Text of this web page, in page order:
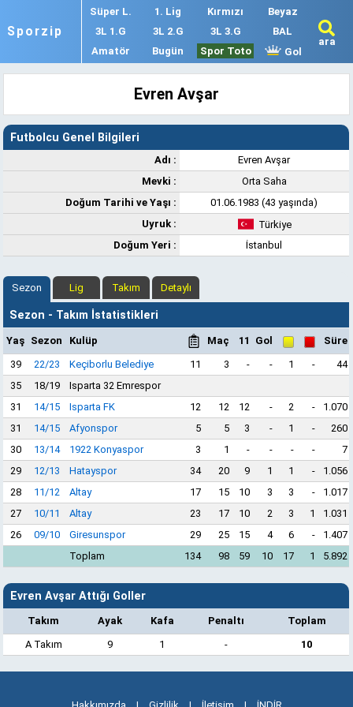
Sporzip
Süper L. 1. Lig Kırmızı
Beyaz
3L 1.G
3L 2.G 3L 3.G
BAL
Amatör
Bugün Spor Toto Gol
ara
Evren Avşar
Futbolcu Genel Bilgileri
Adı :
Evren Avşar
Mevki :
Orta Saha
Doğum Tarihi ve Yaşı :
01.06.1983 (43 yaşında)
Uyruk :
Türkiye
Doğum Yeri :
İstanbul
Sezon Lig Takım Detaylı
Sezon - Takım İstatistikleri
Yaş Sezon Kulüp Maç 11 Gol
Süre
39
22/23 Keçiborlu Belediye 11 3 - - 1 -
44
35
18/19
Isparta 32 Emrespor
31
14/15 Isparta FK 12 12 12 - 2 -
1.070
31
14/15 Afyonspor 5 5 3 - 1 -
260
30
13/14 1922 Konyaspor 3 1 - - - -
7
29
12/13 Hatayspor 34 20 9 1 1 -
1.056
28
11/12 Altay 17 15 10 3 3 -
1.017
27
10/11 Altay 23 17 10 2 3 1
1.031
26
09/10 Giresunspor 29 25 15 4 6 -
1.407
Toplam
134 98 59 10 17 1 5.892
Evren Avşar Attığı Goller
Takım Ayak Kafa Penaltı
Toplam
A Takım
9 1 - 10